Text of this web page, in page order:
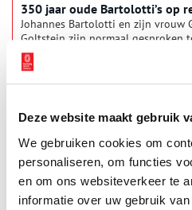
Deze website maakt gebruik
We gebruiken cookies om
personaliseren, om functies
en om ons websiteverkeer te
informatie over uw gebruik
350 jaar oude Bartolotti’s op
Johannes Bartolotti en zijn vrouw
Goltstein zijn normaal gesproken
Bartolotti. Onlangs hebben ze
gemaakt naar Washington, waar
zijn op de tentoonstelling
the Arts.